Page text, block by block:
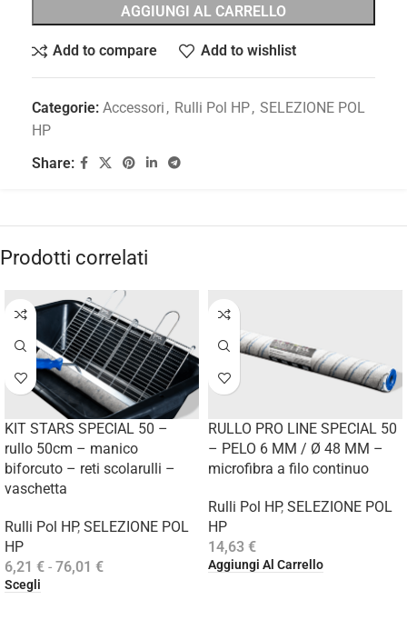
AGGIUNGI AL CARRELLO
Add to compare Add to wishlist
Categorie: Accessori , Rulli Pol HP, SELEZIONE POL
HP
Share:
Prodotti correlati
KIT STARS SPECIAL 50 –
rullo 50cm – manico
biforcuto – reti scolarulli –
vaschetta
Rulli Pol HP, SELEZIONE POL
HP
6,21 € - 76,01 €
Scegli
RULLO PRO LINE SPECIAL 50
– PELO 6 MM / Ø 48 MM –
microfibra a filo continuo
Rulli Pol HP, SELEZIONE POL
HP
14,63 €
Aggiungi Al Carrello